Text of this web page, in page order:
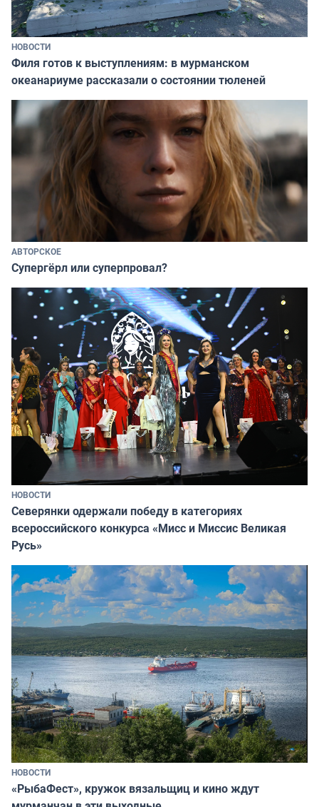
НОВОСТИ
Филя готов к выступлениям: в мурманском
океанариуме рассказали о состоянии тюленей
АВТОРСКОЕ
Супергёрл или суперпровал?
НОВОСТИ
Северянки одержали победу в категориях
всероссийского конкурса «Мисс и Миссис Великая
Русь»
НОВОСТИ
«РыбаФест», кружок вязальщиц и кино ждут